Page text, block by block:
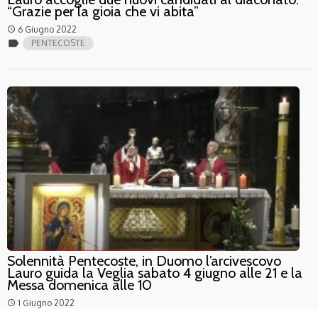
“Grazie per la gioia che vi abita”
access_time 6 Giugno 2022
label PENTECOSTE
Solennità Pentecoste, in Duomo l’arcivescovo
Lauro guida la Veglia sabato 4 giugno alle 21 e la
Messa domenica alle 10
access_time 1 Giugno 2022